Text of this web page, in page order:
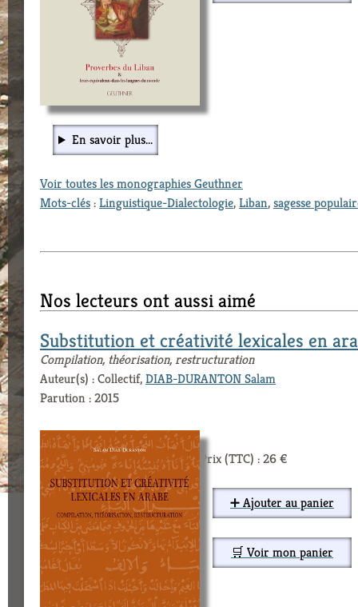
En savoir plus...
Voir toutes les monographies Geuthner
Mots-clés:Linguistique-Dialectologie,Liban,sagesse
Nos lecteurs ont aussi aimé
Substitution et créativité lexicales en
Compilation, théorisation, restructuration
Auteur(s) : Collectif,DIAB-DURANTON Salam
Parution : 2015
Prix (TTC) : 26 €
➕ Ajouter au panier
🛒 Voir mon panier